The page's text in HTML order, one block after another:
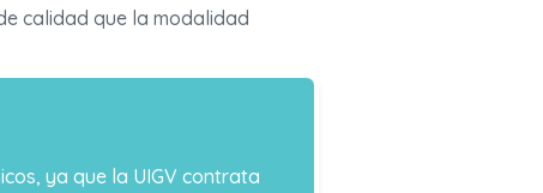
calidad que la modalidad
ya que la UIGV contrata